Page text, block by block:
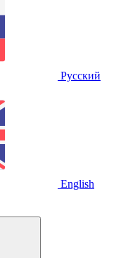
Русский
English